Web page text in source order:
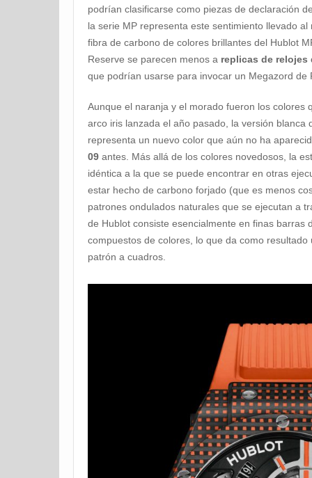
podrían clasificarse como piezas de declaración
la serie MP representa este sentimiento llevado
fibra de carbono de colores brillantes del Hublot
Reserve se parecen menos a replicas de relojes
que podrían usarse para invocar un Megazord de
Aunque el naranja y el morado fueron los colores
arco iris lanzada el año pasado, la versión blanca
representa un nuevo color que aún no ha
09 antes. Más allá de los colores novedosos, la
idéntica a la que se puede encontrar en otras
estar hecho de carbono forjado (que es menos
patrones ondulados naturales que se ejecutan a
de Hublot consiste esencialmente en finas barras
compuestos de colores, lo que da como
patrón a cuadros.